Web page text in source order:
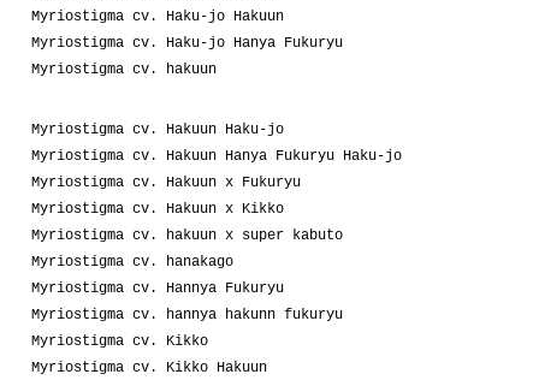
Myriostigma cv. Haku-jo Hakuun
Myriostigma cv. Haku-jo Hanya Fukuryu
Myriostigma cv. hakuun
Myriostigma cv. Hakuun Haku-jo
Myriostigma cv. Hakuun Hanya Fukuryu Haku-jo
Myriostigma cv. Hakuun x Fukuryu
Myriostigma cv. Hakuun x Kikko
Myriostigma cv. hakuun x super kabuto
Myriostigma cv. hanakago
Myriostigma cv. Hannya Fukuryu
Myriostigma cv. hannya hakunn fukuryu
Myriostigma cv. Kikko
Myriostigma cv. Kikko Hakuun